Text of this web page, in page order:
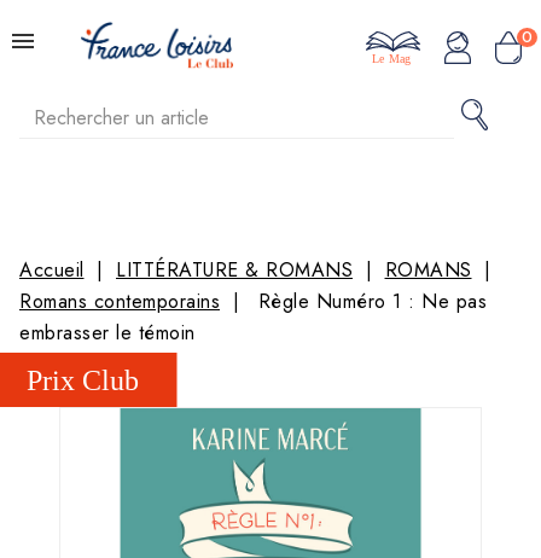
0
Le Mag
Accueil LITTÉRATURE & ROMANS
ROMANS
Romans contemporains
Règle Numéro 1 : Ne pas
embrasser le témoin